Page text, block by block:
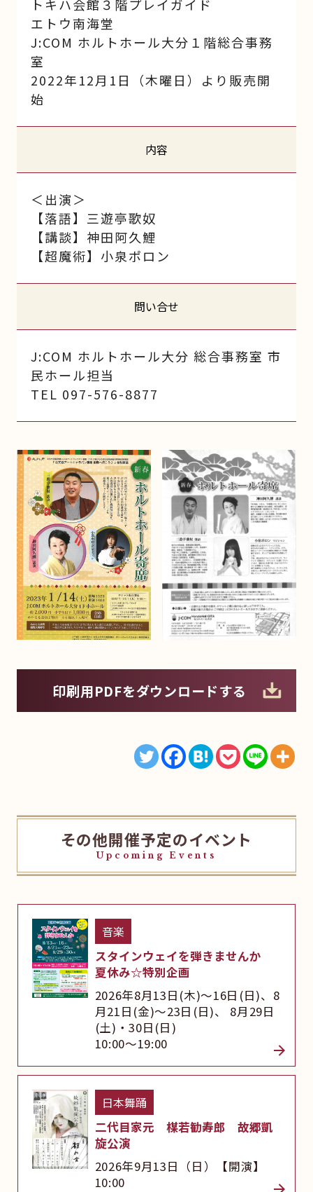
トキハ会館３階プレイガイド
エトウ南海堂
J:COM ホルトホール大分１階総合事務
室
2022年12月1日（木曜日）より販売開
始
内容
＜出演＞
【落語】三遊亭歌奴
【講談】神田阿久鯉
【超魔術】小泉ポロン
問い合せ
J:COM ホルトホール大分 総合事務室 市
民ホール担当
TEL 097-576-8877
印刷用PDFをダウンロードする
その他開催予定のイベント
Upcoming Events
音楽
スタインウェイを弾きませんか
夏休み☆特別企画
2026年8月13日(木)～16日(日)、8
月21日(金)～23日(日)、 8月29日
(土)・30日(日)
10:00～19:00
日本舞踊
二代目家元 楳若勧寿郎 故郷凱
旋公演
2026年9月13日（日）【開演】
10:00